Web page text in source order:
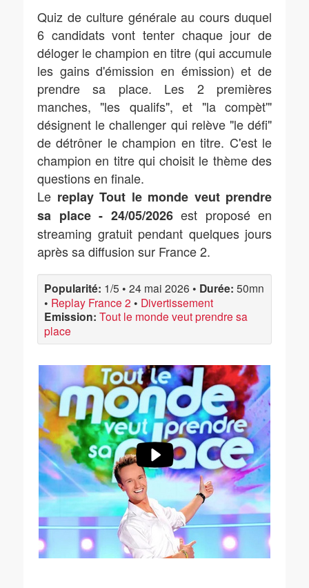
Quiz de culture générale au cours duquel
6 candidats vont tenter chaque jour de
déloger le champion en titre (qui accumule
les gains d'émission en émission) et de
prendre sa place. Les 2 premières
manches, "les qualifs", et "la compèt'"
désignent le challenger qui relève "le défi"
de détrôner le champion en titre. C'est le
champion en titre qui choisit le thème des
questions en finale.
Le replay Tout le monde veut prendre
sa place - 24/05/2026est proposé en
streaming gratuit pendant quelques jours
après sa diffusion sur France 2.
Popularité: 1/5 • 24 mai 2026 • Durée: 50mn
• Replay France 2 • Divertissement
Emission: Tout le monde veut prendre sa
place